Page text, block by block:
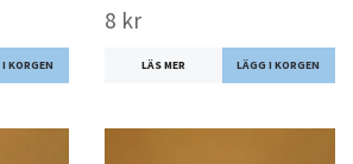
8 kr
LÄS MER